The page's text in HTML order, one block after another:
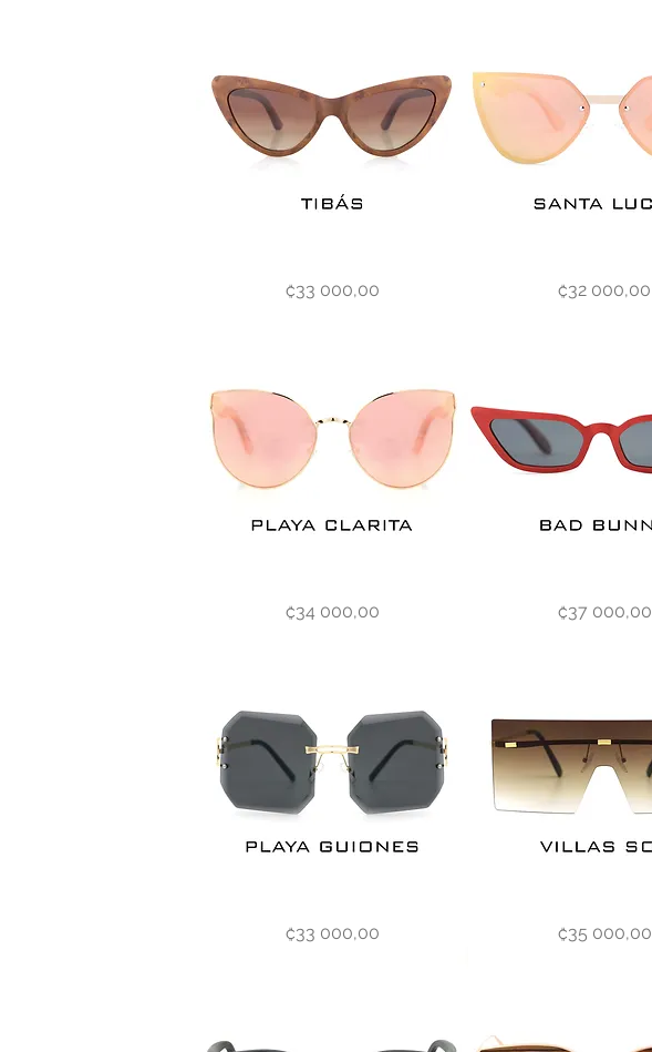
Vista rápida
Precio
₡33 000,00 Vista rápida
Precio
₡32 000,00
Vista rápida
Precio
₡34 000,00 Vista rápida
Precio
₡37 000,00
Vista rápida
Precio
₡33 000,00 Vista rápida
Precio
₡35 000,00